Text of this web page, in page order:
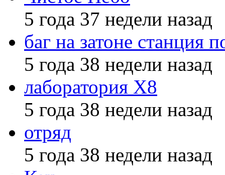
5 года 37 недели назад
баг на затоне станция
5 года 38 недели назад
лаборатория X8
5 года 38 недели назад
отряд
5 года 38 недели назад